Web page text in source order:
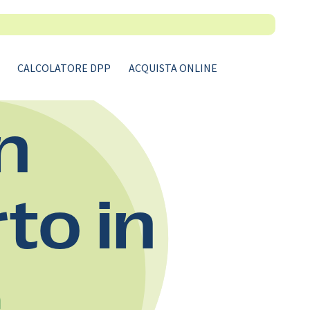
CALCOLATORE DPP ACQUISTA ONLINE
in